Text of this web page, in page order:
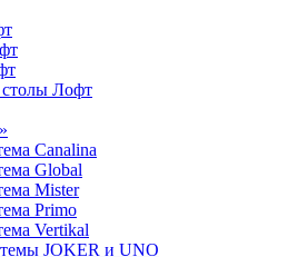
Лофт
Canalina
Global
Mister
Primo
Vertikal
JOKER и UNO